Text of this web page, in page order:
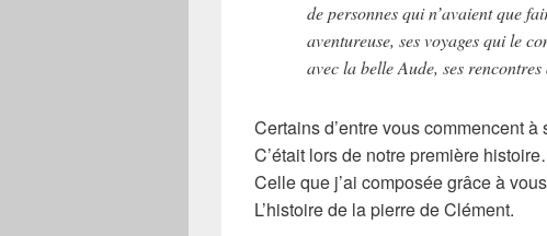
de personnes qui n’avaient que
aventureuse, ses voyages qui le
avec la belle Aude, ses
Certains d’entre vous commencent à
C’était lors de notre première
Celle que j’ai composée grâce à
L’histoire de la pierre de Clément.